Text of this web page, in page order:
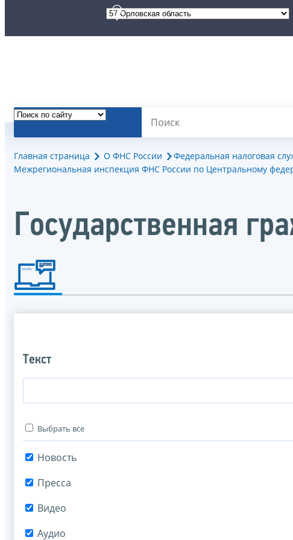
Главная страница О ФНС России Федеральная налоговая
Межрегиональная инспекция ФНС России по Центральному
Государственная
Текст
Выбрать все
Новость
Пресса
Видео
Аудио